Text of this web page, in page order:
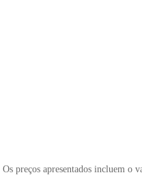
preços apresentados incluem o